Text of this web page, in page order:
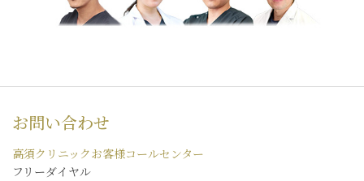
お問い合わせ
高須クリニックお客様コールセンター
フリーダイヤル